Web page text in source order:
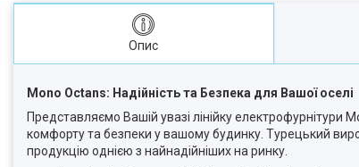
Опис
Mono Octans: Надійність та Безпека для Вашої оселі
Представляємо Вашій увазі лінійку електрофурнітури
комфорту та безпеки у вашому будинку. Турецький
продукцію однією з найнадійніших на ринку.